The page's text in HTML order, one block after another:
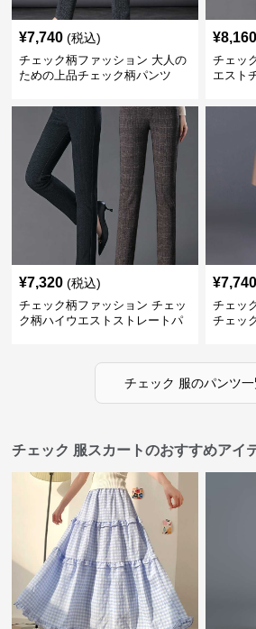
¥7,740 (税込)
チェック柄ファッション 大人の
ための上品チェック柄パンツ
¥8,160
チェッ
エスト
¥7,320 (税込)
チェック柄ファッション チェッ
ク柄ハイウエストストレートパ
¥7,740
チェッ
チェッ
チェック 服のパンツ
チェック 服スカートのおすすめアイ